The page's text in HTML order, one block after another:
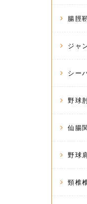
腸脛
ジャ
シー
野球
仙腸
野球
頸椎